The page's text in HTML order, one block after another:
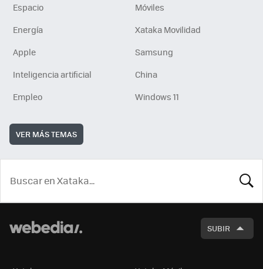
Espacio
Móviles
Energía
Xataka Movilidad
Apple
Samsung
Inteligencia artificial
China
Empleo
Windows 11
VER MÁS TEMAS
SUBIR